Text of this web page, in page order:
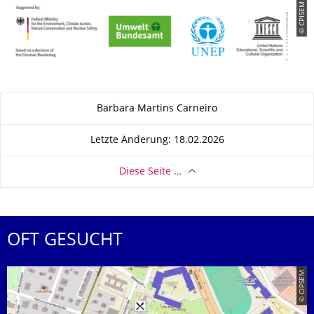
© CPISEM
Zu dieser SeiteBarbara Martins Carneiro
Letzte Änderung: 18.02.2026
Diese Seite …
OFT GESUCHT
© CIPSEM